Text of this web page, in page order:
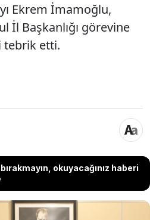
Ekrem İmamoğlu,
İl Başkanlığı görevine
tebrik etti.
okuyacağınız haberi